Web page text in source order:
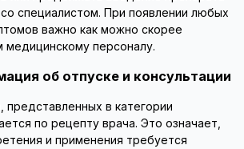
специалистом. При появлении любых
важно как можно скорее
персоналу.
об отпуске и консультации
представленных в категории
по рецепту врача. Это означает,
и применения требуется